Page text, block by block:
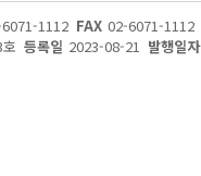
1112 FAX 02-6071-1112
등록일 2023-08-21 발행일자